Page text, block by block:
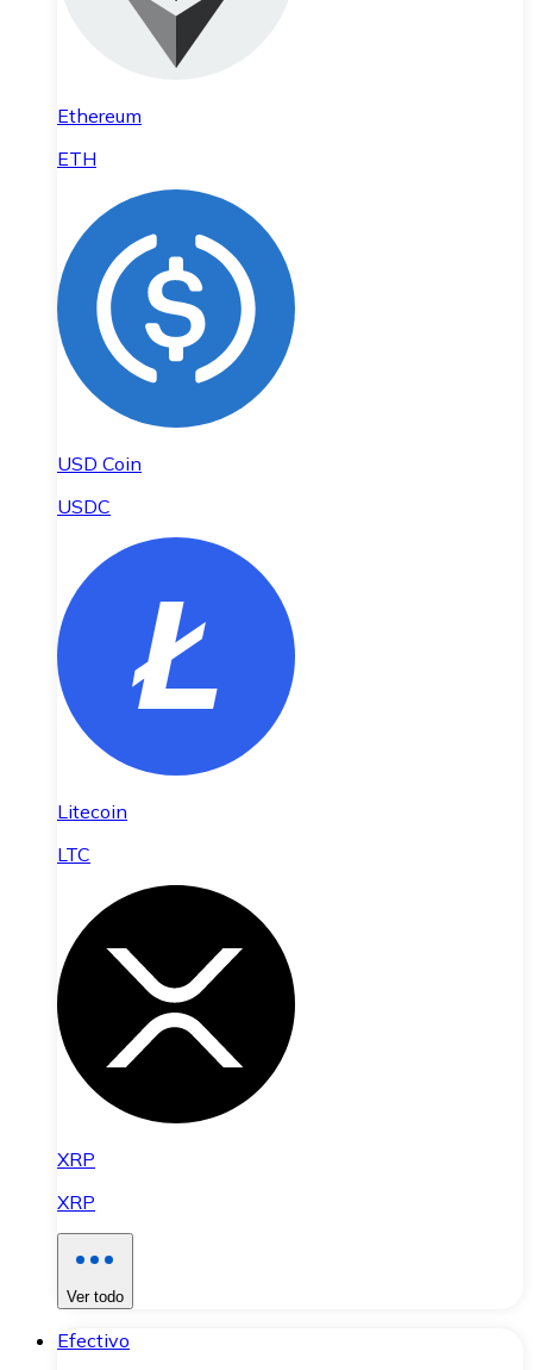
Ethereum
ETH
USD Coin
USDC
Litecoin
LTC
XRP
XRP
Ver todo
Efectivo